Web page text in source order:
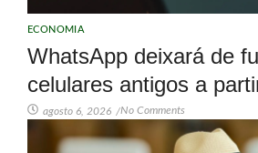
ECONOMIA
WhatsApp deixará de
celulares antigos a
agosto 6, 2026 /No Comments